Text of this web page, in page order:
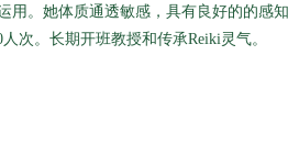
。她体质通透敏感，具有良好的的感
次。长期开班教授和传承Reiki灵气。